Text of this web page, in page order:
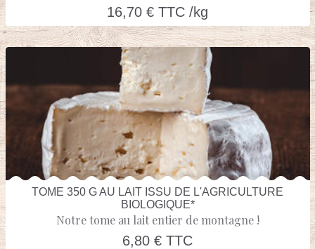
16,70 € TTC /kg
TOME 350 G AU LAIT ISSU DE L'AGRICULTURE
BIOLOGIQUE*
Notre tome au lait entier de montagne !
6,80 € TTC